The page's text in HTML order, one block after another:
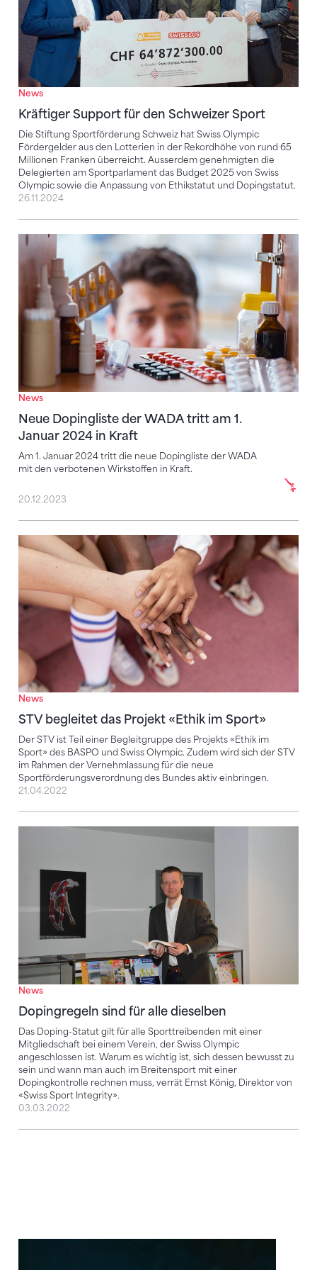
News
Kräftiger Support für den Schweizer Sport
Die Stiftung Sportförderung Schweiz hat Swiss Olympic
Fördergelder aus den Lotterien in der Rekordhöhe von rund 65
Millionen Franken überreicht. Ausserdem genehmigten die
Delegierten am Sportparlament das Budget 2025 von Swiss
Olympic sowie die Anpassung von Ethikstatut und Dopingstatut.
26.11.2024
News
Neue Dopingliste der WADA tritt am 1.
Januar 2024 in Kraft
Am 1. Januar 2024 tritt die neue Dopingliste der WADA
mit den verbotenen Wirkstoffen in Kraft.
Neue Dopingliste der WADA tritt am 1. Januar 2024
20.12.2023
News
STV begleitet das Projekt «Ethik im Sport»
Der STV ist Teil einer Begleitgruppe des Projekts «Ethik im
Sport» des BASPO und Swiss Olympic. Zudem wird sich der STV
im Rahmen der Vernehmlassung für die neue
Sportförderungsverordnung des Bundes aktiv einbringen.
STV begleitet das Projekt «Ethik im Sport»
21.04.2022
News
Dopingregeln sind für alle dieselben
Das Doping-Statut gilt für alle Sporttreibenden mit einer
Mitgliedschaft bei einem Verein, der Swiss Olympic
angeschlossen ist. Warum es wichtig ist, sich dessen bewusst zu
sein und wann man auch im Breitensport mit einer
Dopingkontrolle rechnen muss, verrät Ernst König, Direktor von
«Swiss Sport Integrity».
Dopingregeln sind für alle dieselben
03.03.2022